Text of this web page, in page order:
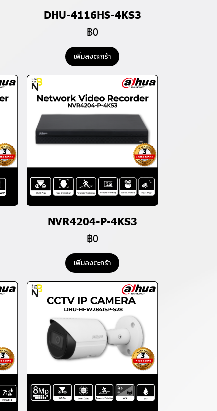
DHU-4116HS-4KS3
฿0
เพิ่มลงตะกร้า
NVR4204-P-4KS3
฿0
เพิ่มลงตะกร้า